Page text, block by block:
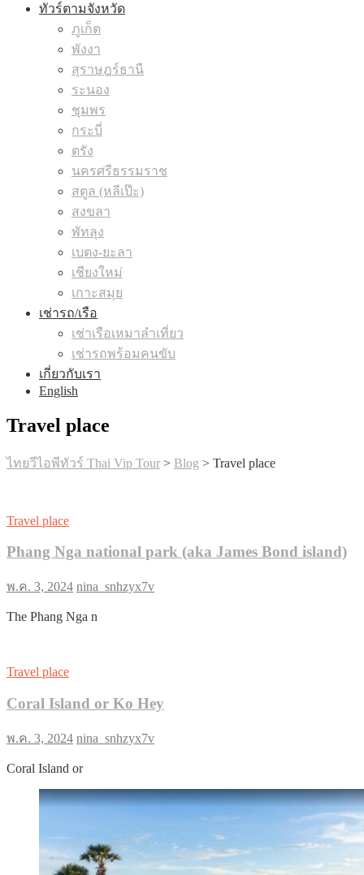
ทัวร์ตามจังหวัด
ภูเก็ต
พังงา
สุราษฎร์ธานี
ระนอง
ชุมพร
กระบี่
ตรัง
นครศรีธรรมราช
สตูล (หลีเป๊ะ)
สงขลา
พัทลุง
เบตง-ยะลา
เชียงใหม่
เกาะสมุย
เช่ารถ/เรือ
เช่าเรือเหมาลำเที่ยว
เช่ารถพร้อมคนขับ
เกี่ยวกับเรา
English
Travel place
ไทยวีไอพีทัวร์ Thai Vip Tour > Blog > Travel place
Travel place
Phang Nga national park (aka James Bond island)
พ.ค. 3, 2024 nina_snhzyx7v
The Phang Nga n
Travel place
Coral Island or Ko Hey
พ.ค. 3, 2024 nina_snhzyx7v
Coral Island or